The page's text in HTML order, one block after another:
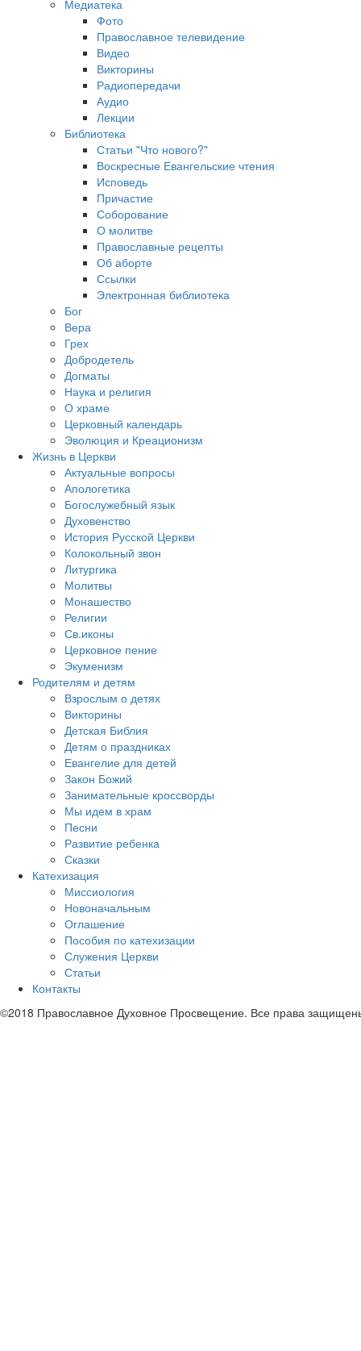
Медиатека
Фото
Православное телевидение
Видео
Викторины
Радиопередачи
Аудио
Лекции
Библиотека
Статьи "Что нового?"
Воскресные Евангельские чтения
Исповедь
Причастие
Соборование
О молитве
Православные рецепты
Об аборте
Ссылки
Электронная библиотека
Бог
Вера
Грех
Добродетель
Догматы
Наука и религия
О храме
Церковный календарь
Эволюция и Креационизм
Жизнь в Церкви
Актуальные вопросы
Апологетика
Богослужебный язык
Духовенство
История Русской Церкви
Колокольный звон
Литургика
Молитвы
Монашество
Религии
Св.иконы
Церковное пение
Экуменизм
Родителям и детям
Взрослым о детях
Викторины
Детская Библия
Детям о праздниках
Евангелие для детей
Закон Божий
Занимательные кроссворды
Мы идем в храм
Песни
Развитие ребенка
Сказки
Катехизация
Миссиология
Новоначальным
Оглашение
Пособия по катехизации
Служения Церкви
Статьи
Контакты
©2018 Православное Духовное Просвещение. Все права